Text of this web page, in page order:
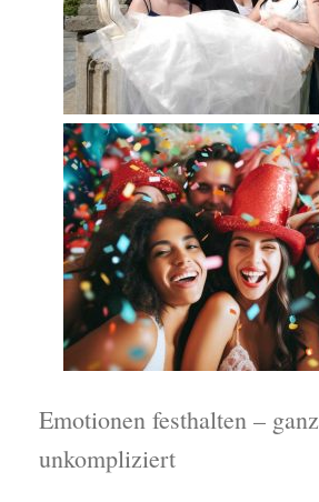
Emotionen festhalten – ganz
unkompliziert